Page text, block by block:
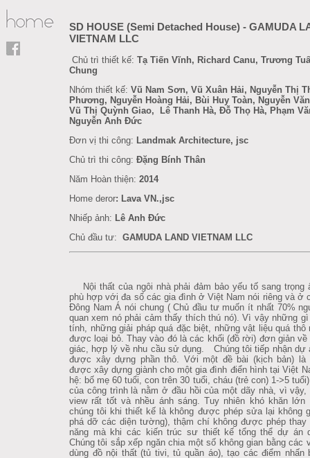
SD HOUSE (Semi Detached House) - GAMUDA
VIETNAM LLC
Chủ trì thiết kế: Tạ Tiến Vĩnh, Richard Canu, Trương
Chung
Nhóm thiết kế: Vũ Nam Sơn, Vũ Xuân Hải, Nguyễn Thị
Phương, Nguyễn Hoàng Hải, Bùi Huy Toàn, Nguyễn
Vũ Thị Quỳnh Giao, Lê Thanh Hà, Đỗ Thọ Hà, Phạm
Nguyễn Anh Đức
Đơn vị thi công: Landmak Architecture, jsc
Chủ trì thi công: Đặng Bính Thân
Năm Hoàn thiện: 2014
Home deror: Lava VN.,jsc
Nhiếp ảnh: Lê Anh Đức
Chủ đầu tư: GAMUDA LAND VIETNAM LLC
Nội thất của ngôi nhà phải đảm bảo yếu tố sang trọng
phù hợp với đa số các gia đình ở Việt Nam nói riêng và ở
Đông Nam Á nói chung ( Chủ đầu tư muốn ít nhất 70%
quan xem nó phải cảm thấy thích thú nó). Vì vậy những
tính, những giải pháp quá đặc biệt, những vật liệu quá thô
được loại bỏ. Thay vào đó là các khối (đồ rời) đơn giản về
giác, hợp lý về nhu cầu sử dụng. Chúng tôi tiếp nhận dự
được xây dựng phần thô. Với một đề bài (kịch bản) là
được xây dựng giành cho một gia đình điển hình tại Việt
hệ: bố mẹ 60 tuổi, con trên 30 tuổi, cháu (trẻ con) 1->5
của công trình là nằm ở đầu hồi của một dãy nhà, vì vậy,
view rất tốt và nhều ánh sáng. Tuy nhiên khó khăn lớn
chúng tôi khi thiết kế là không được phép sửa lại không
phá dỡ các diện tường), thậm chí không được phép thay
năng mà khi các kiến trúc sư thiết kế tổng thể dự án
Chúng tôi sắp xếp ngăn chia một số không gian bằng các
dùng đồ nội thất (tủ tivi, tủ quần áo), tạo các điểm nhấn